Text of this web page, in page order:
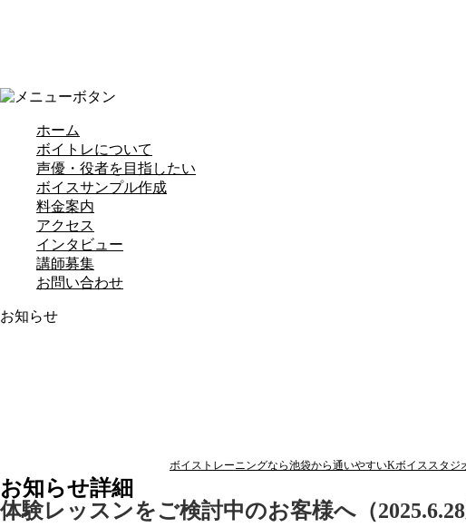
ホーム
ボイトレについて
声優・役者を目指したい
ボイスサンプル作成
料金案内
アクセス
インタビュー
講師募集
お問い合わせ
お知らせ
ボイストレーニングなら池袋から通いやすいKボイススタジ
お知らせ詳細
体験レッスンをご検討中のお客様へ（2025.6.28